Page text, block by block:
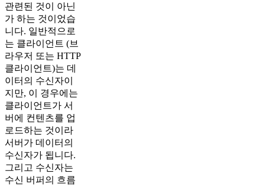
관련된 것이 아닌
가 하는 것이었습
니다. 일반적으로
는 클라이언트 (브
라우저 또는 HTTP
클라이언트)는 데
이터의 수신자이
지만, 이 경우에는
클라이언트가 서
버에 컨텐츠를 업
로드하는 것이라
서버가 데이터의
수신자가 됩니다.
그리고 수신자는
수신 버퍼의 흐름